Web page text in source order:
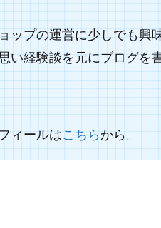
ップの運営に少しでも興
い経験談を元にブログを
ィールはこちらから。